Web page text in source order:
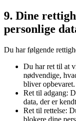
9. Dine
personlige
Du har følgende
Du har ret til at
nødvendige,
bliver opbevaret.
Ret til adgang:
data, der er
Ret til rettelse: